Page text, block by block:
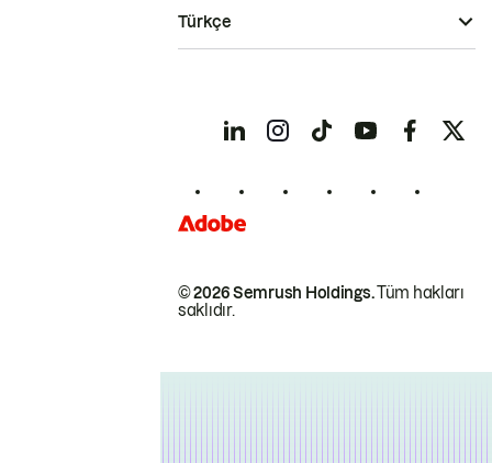
© 2026 Semrush Holdings.Tüm hakları
saklıdır.
Türkçe